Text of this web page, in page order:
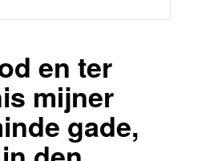
en ter
mijner
gade,